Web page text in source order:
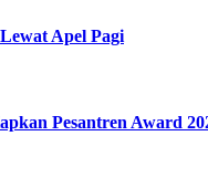
Apel Pagi
Pesantren Award